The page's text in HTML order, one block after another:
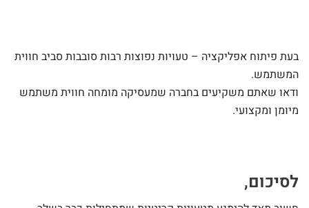
בעת פיתוח אפליקציה – טעויות נפוצות רבות סובבות סביב חווית
המשתמש.
ודאו שאתם משקיעים בחברה שמעסיקה מומחה חווית משתמש
מיומן ומקצועי.
לסיכום,